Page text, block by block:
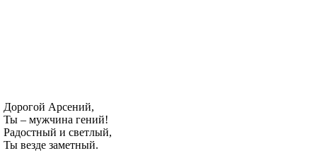
Дорогой Арсений,
Ты – мужчина гений!
Радостный и светлый,
Ты везде заметный.